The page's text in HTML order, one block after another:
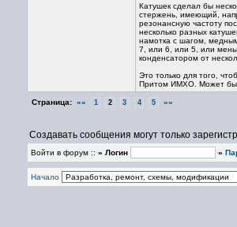
Катушек сделал бы
стержень, имеющий,
резонансную частоту
несколько разных
намотка с шагом,
7, или 6, или 5, или
конденсатором от
Это только для того,
Притом ИМХО. Может
Страница: «« 1 2 3 4 5 »»
Создавать сообщения могут только
Войти в форум :: » Логин »
Начало